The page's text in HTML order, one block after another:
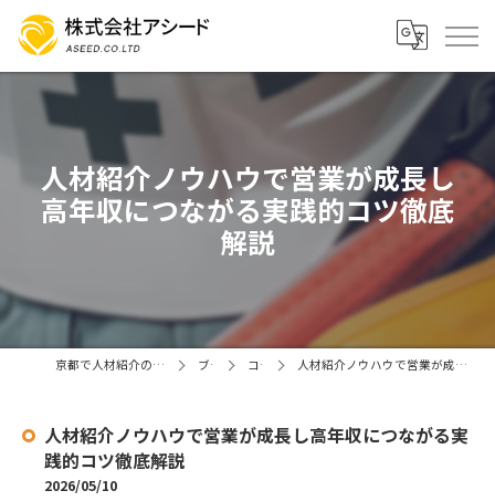
人材紹介ノウハウで営業が成長し
高年収につながる実践的コツ徹底
解説
京都で人材紹介の求人なら株式会社アシード ブログ コラム 人材紹介ノウハウで営業が成長し高年収につながる実践的コツ徹底解説
人材紹介ノウハウで営業が成長し高年収につながる実
践的コツ徹底解説
2026/05/10